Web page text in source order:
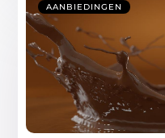
AANBIEDINGEN